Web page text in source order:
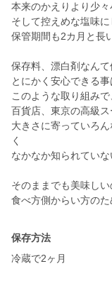
本来のかえりより少
そして控えめな塩味
保管期間も2カ月と長
保存料、漂白剤なんて
とにかく安心できる事
このような取り組みで
百貨店、東京の高級
大きさに寄っていろ
く
なかなか知られていな
そのままでも美味し
保存方法
冷蔵で2ヶ月